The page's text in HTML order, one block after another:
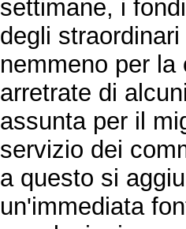
settimane, i
degli
nemmeno per
arretrate di
assunta per il
servizio dei
a questo si
un'immediata